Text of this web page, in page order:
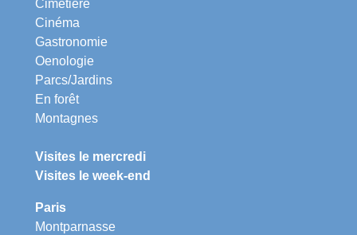
Cimetière
Cinéma
Gastronomie
Oenologie
Parcs/Jardins
En forêt
Montagnes
Visites le mercredi
Visites le week-end
Paris
Montparnasse